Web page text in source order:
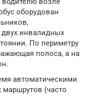
оборудован
инвалидных
По периметру
полоса, а на
автоматическими
(часто